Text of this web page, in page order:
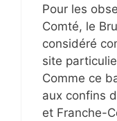
Pour les
Comté, le
considéré
site
Comme ce
aux confins
et Franche-